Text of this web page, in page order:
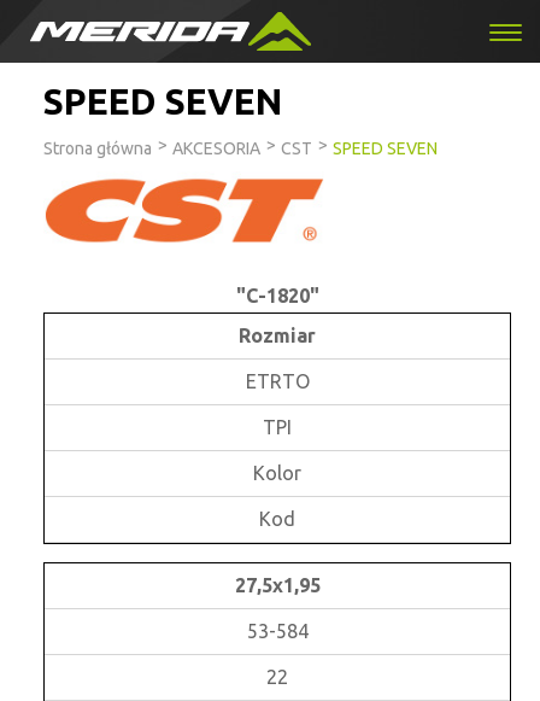
SPEED SEVEN
Strona główna > AKCESORIA > CST > SPEED SEVEN
"C-1820"
Rozmiar
ETRTO
TPI
Kolor
Kod
27,5x1,95
53-584
22